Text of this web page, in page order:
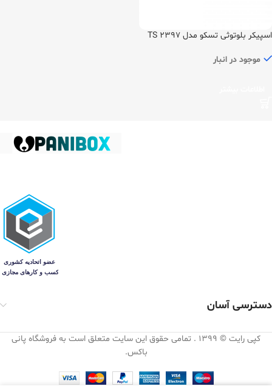
اسپیکر بلوتوثی تسکو مدل TS 2397
موجود در انبار
دسترسی آسان
کپی رایت © 1399 . تمامی حقوق این سایت متعلق است به فروشگاه پانی
باکس.